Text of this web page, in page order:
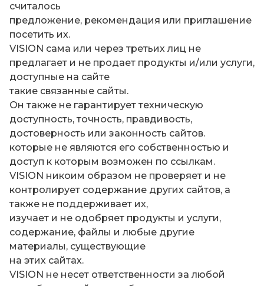
считалось
предложение, рекомендация или приглашение
посетить их.
VISION сама или через третьих лиц не
предлагает и не продает продукты и/или услуги,
доступные на сайте
такие связанные сайты.
Он также не гарантирует техническую
доступность, точность, правдивость,
достоверность или законность сайтов.
которые не являются его собственностью и
доступ к которым возможен по ссылкам.
VISION никоим образом не проверяет и не
контролирует содержание других сайтов, а
также не поддерживает их,
изучает и не одобряет продукты и услуги,
содержание, файлы и любые другие
материалы, существующие
на этих сайтах.
VISION не несет ответственности за любой